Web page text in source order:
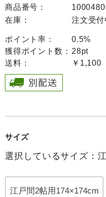
商品番号：
在庫：
注文受付
ポイント率：
0.5%
獲得ポイント数： 28pt
送料：
￥1,100
サイズ
選択しているサイズ：
江戸間2帖用174×174cm